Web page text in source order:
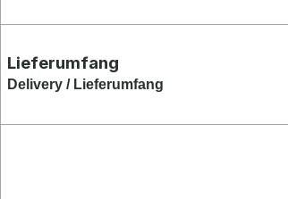
Lieferumfang
Delivery / Lieferumfang